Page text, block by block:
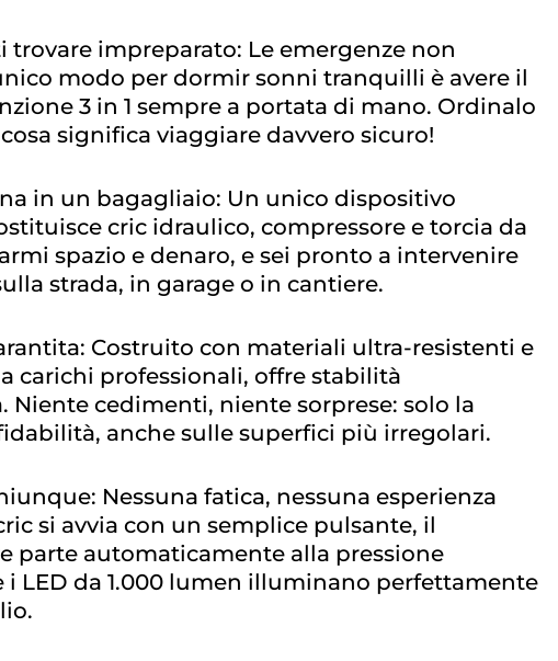
trovare impreparato: Le emergenze non
modo per dormir sonni tranquilli è avere il
3 in 1 sempre a portata di mano. Ordinalo
significa viaggiare davvero sicuro!
in un bagagliaio: Un unico dispositivo
cric idraulico, compressore e torcia da
spazio e denaro, e sei pronto a intervenire
strada, in garage o in cantiere.
Costruito con materiali ultra-resistenti e
carichi professionali, offre stabilità
Niente cedimenti, niente sorprese: solo la
anche sulle superfici più irregolari.
Nessuna fatica, nessuna esperienza
si avvia con un semplice pulsante, il
parte automaticamente alla pressione
i LED da 1.000 lumen illuminano perfettamente